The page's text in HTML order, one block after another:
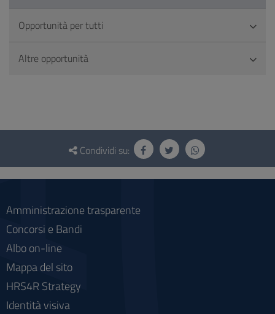
Opportunità per tutti
Altre opportunità
Questionario
social
Condividi su:
Amministrazione trasparente
Concorsi e Bandi
Albo on-line
Mappa del sito
HRS4R Strategy
Identità visiva